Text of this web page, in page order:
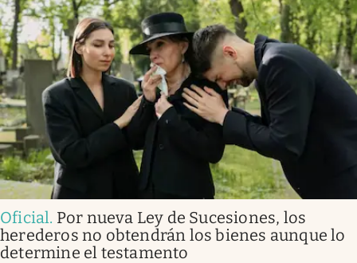
Oficial. Por nueva Ley de Sucesiones, los
herederos no obtendrán los bienes aunque lo
determine el testamento